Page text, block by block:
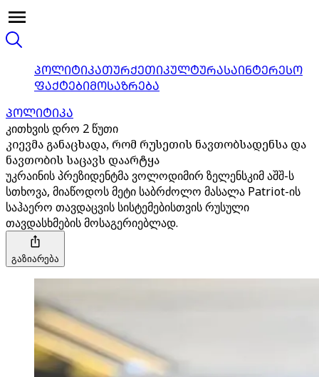
ᲞᲝᲚᲘᲢᲘᲙᲐᲗᲣᲠᲥᲔᲗᲘᲙᲣᲚᲢᲣᲠᲐᲡᲐᲘᲜᲢᲔᲠᲔᲡᲝ
ᲤᲐᲥᲢᲔᲑᲘᲛᲝᲡᲐᲖᲠᲔᲑᲐ
ᲞᲝᲚᲘᲢᲘᲙᲐ
კითხვის დრო 2 წუთი
კიევმა განაცხადა, რომ რუსეთის ნავთობსადენსა და
ნავთობის საცავს დაარტყა
უკრაინის პრეზიდენტმა ვოლოდიმირ ზელენსკიმ აშშ-ს
სთხოვა, მიაწოდოს მეტი საბრძოლო მასალა Patriot-ის
საჰაერო თავდაცვის სისტემებისთვის რუსული
თავდასხმების მოსაგერიებლად.
გაზიარება